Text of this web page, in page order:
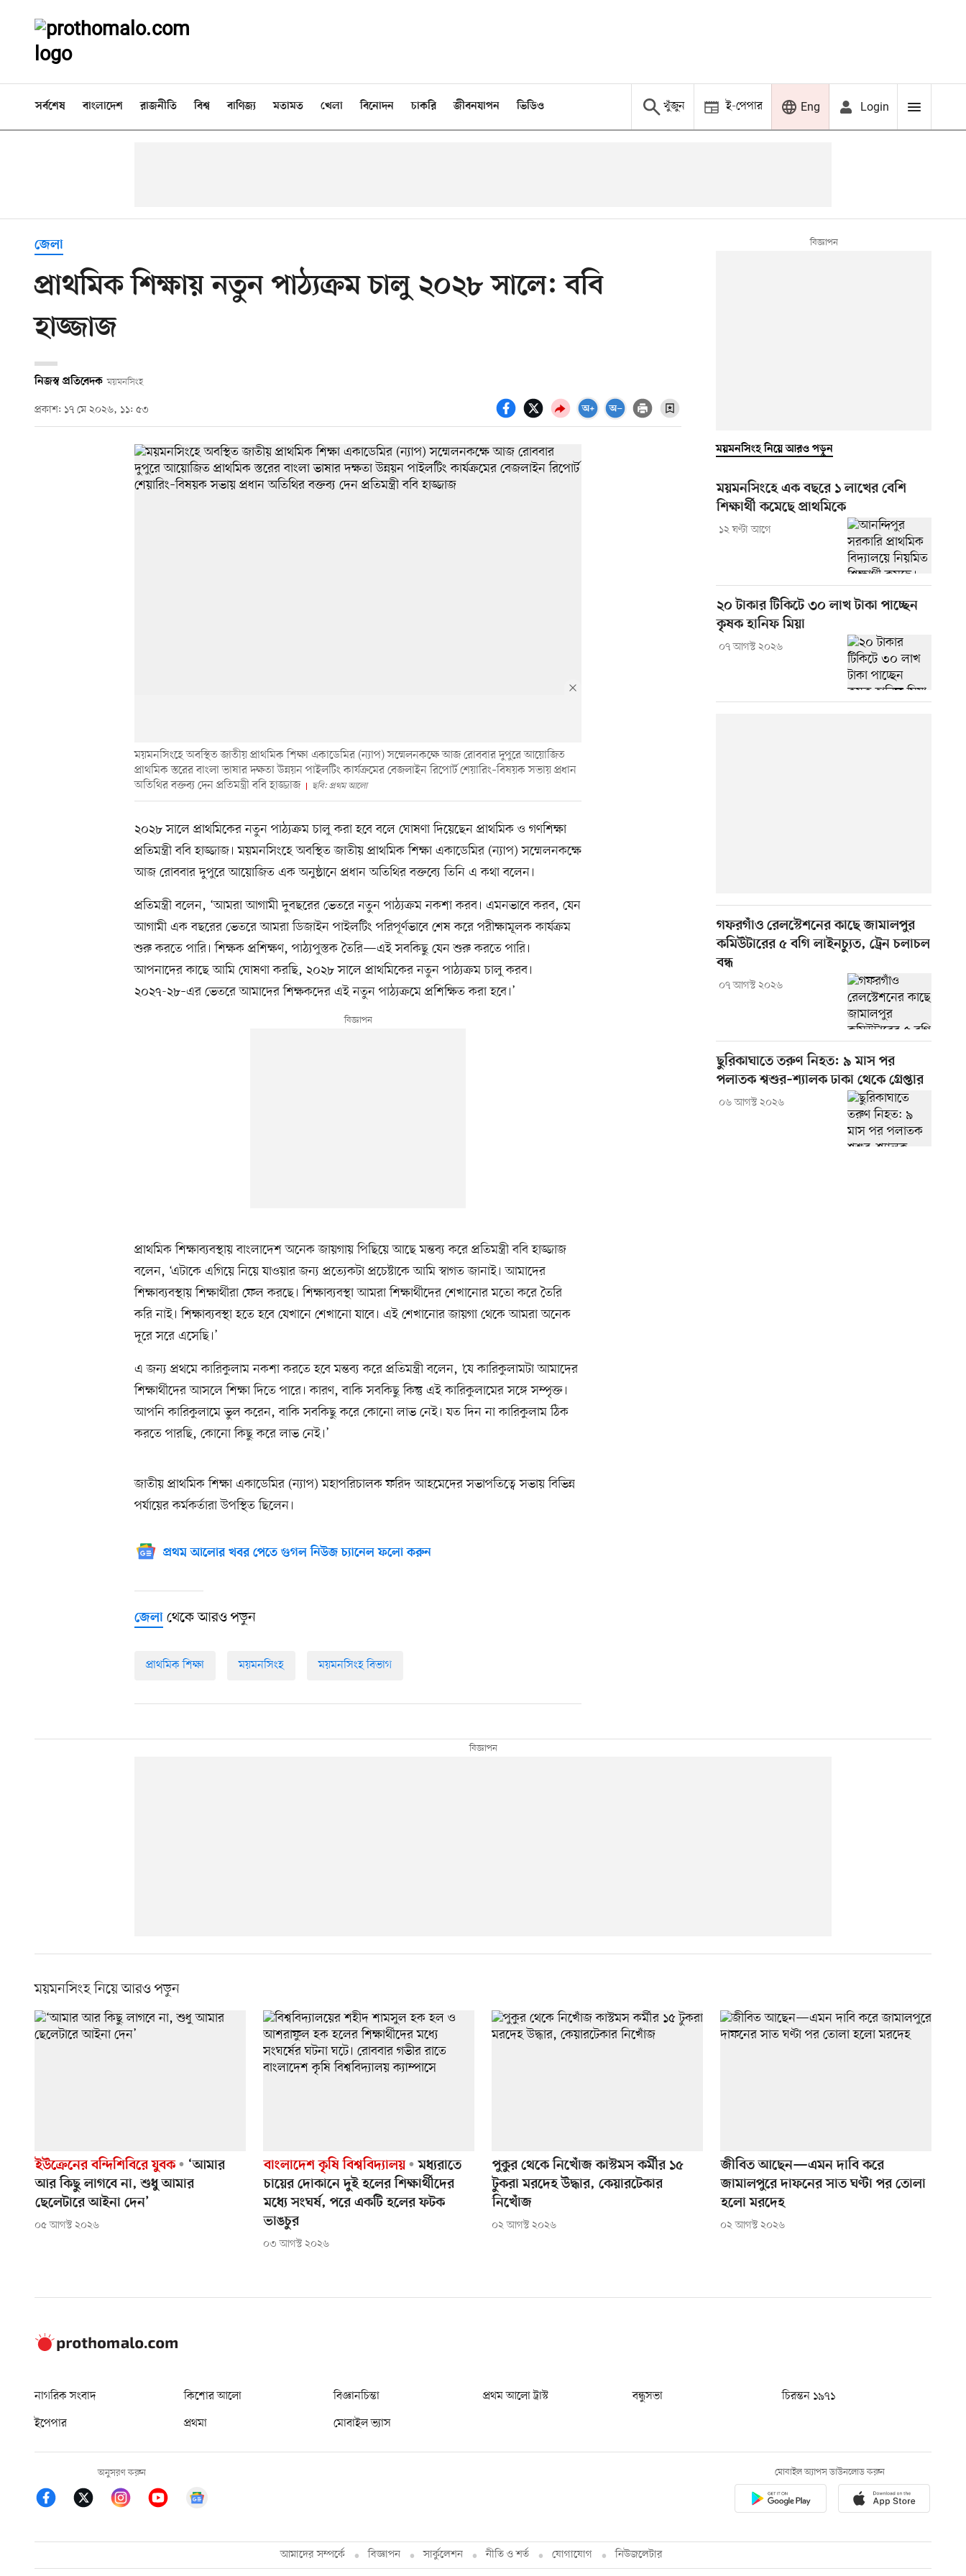
সর্বশেষ বাংলাদেশ রাজনীতি বিশ্ব বাণিজ্য মতামত খেলা বিনোদন চাকরি জীবনযাপন ভিডিও খুঁজুন ই-পেপার Eng Login
জেলা
প্রাথমিক শিক্ষায় নতুন পাঠ্যক্রম চালু ২০২৮ সালে: ববি
হাজ্জাজ
নিজস্ব প্রতিবেদক ময়মনসিংহ
প্রকাশ: ১৭ মে ২০২৬, ১১: ৫৩
ময়মনসিংহে অবস্থিত জাতীয় প্রাথমিক শিক্ষা একাডেমির (ন্যাপ) সম্মেলনকক্ষে আজ রোববার দুপুরে আয়োজিত
প্রাথমিক স্তরের বাংলা ভাষার দক্ষতা উন্নয়ন পাইলটিং কার্যক্রমের বেজলাইন রিপোর্ট শেয়ারিং–বিষয়ক সভায় প্রধান
অতিথির বক্তব্য দেন প্রতিমন্ত্রী ববি হাজ্জাজ
ছবি: প্রথম আলো
২০২৮ সালে প্রাথমিকের নতুন পাঠ্যক্রম চালু করা হবে বলে ঘোষণা দিয়েছেন প্রাথমিক ও গণশিক্ষা
প্রতিমন্ত্রী ববি হাজ্জাজ। ময়মনসিংহে অবস্থিত জাতীয় প্রাথমিক শিক্ষা একাডেমির (ন্যাপ) সম্মেলনকক্ষে
আজ রোববার দুপুরে আয়োজিত এক অনুষ্ঠানে প্রধান অতিথির বক্তব্যে তিনি এ কথা বলেন।
প্রতিমন্ত্রী বলেন, ‘আমরা আগামী দুবছরের ভেতরে নতুন পাঠ্যক্রম নকশা করব। এমনভাবে করব, যেন
আগামী এক বছরের ভেতরে আমরা ডিজাইন পাইলটিং পরিপূর্ণভাবে শেষ করে পরীক্ষামূলক কার্যক্রম
শুরু করতে পারি। শিক্ষক প্রশিক্ষণ, পাঠ্যপুস্তক তৈরি—এই সবকিছু যেন শুরু করতে পারি।
আপনাদের কাছে আমি ঘোষণা করছি, ২০২৮ সালে প্রাথমিকের নতুন পাঠ্যক্রম চালু করব।
২০২৭-২৮–এর ভেতরে আমাদের শিক্ষকদের এই নতুন পাঠ্যক্রমে প্রশিক্ষিত করা হবে।’
প্রাথমিক শিক্ষাব্যবস্থায় বাংলাদেশ অনেক জায়গায় পিছিয়ে আছে মন্তব্য করে প্রতিমন্ত্রী ববি হাজ্জাজ
বলেন, ‘এটাকে এগিয়ে নিয়ে যাওয়ার জন্য প্রত্যেকটা প্রচেষ্টাকে আমি স্বাগত জানাই। আমাদের
শিক্ষাব্যবস্থায় শিক্ষার্থীরা ফেল করছে। শিক্ষাব্যবস্থা আমরা শিক্ষার্থীদের শেখানোর মতো করে তৈরি
করি নাই। শিক্ষাব্যবস্থা হতে হবে যেখানে শেখানো যাবে। এই শেখানোর জায়গা থেকে আমরা অনেক
দূরে সরে এসেছি।’
এ জন্য প্রথমে কারিকুলাম নকশা করতে হবে মন্তব্য করে প্রতিমন্ত্রী বলেন, ‘যে কারিকুলামটা আমাদের
শিক্ষার্থীদের আসলে শিক্ষা দিতে পারে। কারণ, বাকি সবকিছু কিন্তু এই কারিকুলামের সঙ্গে সম্পৃক্ত।
আপনি কারিকুলামে ভুল করেন, বাকি সবকিছু করে কোনো লাভ নেই। যত দিন না কারিকুলাম ঠিক
করতে পারছি, কোনো কিছু করে লাভ নেই।’
জাতীয় প্রাথমিক শিক্ষা একাডেমির (ন্যাপ) মহাপরিচালক ফরিদ আহমেদের সভাপতিত্বে সভায় বিভিন্ন
পর্যায়ের কর্মকর্তারা উপস্থিত ছিলেন।
প্রথম আলোর খবর পেতে গুগল নিউজ চ্যানেল ফলো করুন
জেলা থেকে আরও পড়ুন
প্রাথমিক শিক্ষা ময়মনসিংহ ময়মনসিংহ বিভাগ
ময়মনসিংহ নিয়ে আরও পড়ুন
ময়মনসিংহে এক বছরে ১ লাখের বেশি
শিক্ষার্থী কমেছে প্রাথমিকে
১২ ঘণ্টা আগে
২০ টাকার টিকিটে ৩০ লাখ টাকা পাচ্ছেন
কৃষক হানিফ মিয়া
০৭ আগস্ট ২০২৬
গফরগাঁও রেলস্টেশনের কাছে জামালপুর
কমিউটারের ৫ বগি লাইনচ্যুত, ট্রেন চলাচল
বন্ধ
০৭ আগস্ট ২০২৬
ছুরিকাঘাতে তরুণ নিহত: ৯ মাস পর
পলাতক শ্বশুর–শ্যালক ঢাকা থেকে গ্রেপ্তার
০৬ আগস্ট ২০২৬
ময়মনসিংহ নিয়ে আরও পড়ুন
ইউক্রেনের বন্দিশিবিরে যুবক
‘আমার
আর কিছু লাগবে না, শুধু আমার
ছেলেটারে আইনা দেন’
০৫ আগস্ট ২০২৬
বাংলাদেশ কৃষি বিশ্ববিদ্যালয়
মধ্যরাতে
চায়ের দোকানে দুই হলের শিক্ষার্থীদের
মধ্যে সংঘর্ষ, পরে একটি হলের ফটক
ভাঙচুর
০৩ আগস্ট ২০২৬
পুকুর থেকে নিখোঁজ কাস্টমস কর্মীর ১৫
টুকরা মরদেহ উদ্ধার, কেয়ারটেকার
নিখোঁজ
০২ আগস্ট ২০২৬
জীবিত আছেন—এমন দাবি করে
জামালপুরে দাফনের সাত ঘণ্টা পর তোলা
হলো মরদেহ
০২ আগস্ট ২০২৬
নাগরিক সংবাদ কিশোর আলো বিজ্ঞানচিন্তা প্রথম আলো ট্রাস্ট বন্ধুসভা
চিরন্তন ১৯৭১
ইপেপার
প্রথমা মোবাইল ভ্যাস
অনুসরণ করুন মোবাইল অ্যাপস ডাউনলোড করুন
আমাদের সম্পর্কে বিজ্ঞাপন সার্কুলেশন নীতি ও শর্ত যোগাযোগ নিউজলেটার